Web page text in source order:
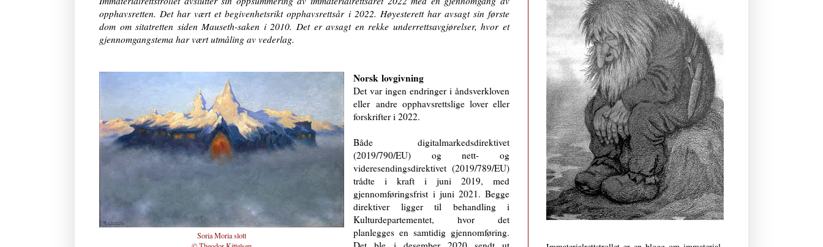
opphavsretten. Det har vært et begivenhetsrikt opphavsrettsår i 2022. Høyesterett har avsagt sin første
dom om sitatretten siden Mauseth-saken i 2010. Det er avsagt en rekke underrettsavgjørelser, hvor et
gjennomgangstema har vært utmåling av vederlag.
Soria Moria slott
Norsklovgivning
Det var ingen endringer i åndsverkloven
eller andre opphavsrettslige lover eller
forskrifter i 2022.
Både digitalmarkedsdirektivet
(2019/790/EU) og nett- og
videresendingsdirektivet (2019/789/EU)
trådte i kraft i juni 2019, med
gjennomføringsfrist i juni 2021. Begge
direktiver ligger til behandling i
Kulturdepartementet, hvor det
planlegges en samtidig gjennomføring.